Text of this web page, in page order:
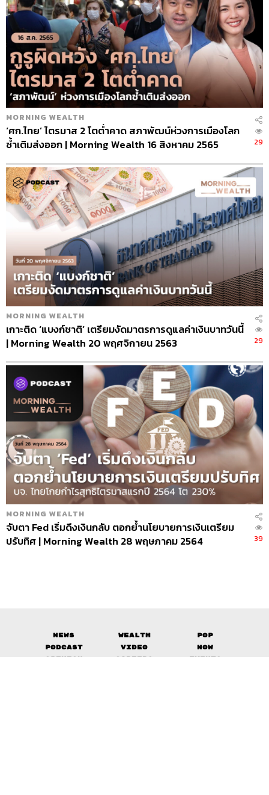
MORNING WEALTH
‘ศก.ไทย’ ไตรมาส 2 โตต่ำคาด สภาพัฒน์ห่วงการเมืองโลก
ซ้ำเติมส่งออก | Morning Wealth 16 สิงหาคม 2565
29
MORNING WEALTH
เกาะติด ‘แบงก์ชาติ’ เตรียมงัดมาตรการดูแลค่าเงินบาทวันนี้
| Morning Wealth 20 พฤศจิกายน 2563
29
MORNING WEALTH
จับตา Fed เริ่มดึงเงินกลับ ตอกย้ำนโยบายการเงินเตรียม
ปรับทิศ | Morning Wealth 28 พฤษภาคม 2564
39
News Wealth
Pop
Podcast
Video
Now
Opinion
Careers
Events